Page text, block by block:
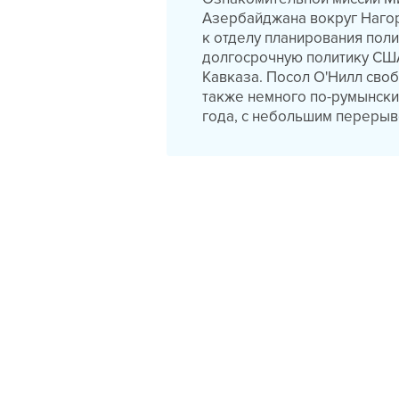
Азербайджана вокруг
к отделу планирования
долгосрочную политику
Кавказа. Посол О'Нилл
также немного по-
года, с небольшим